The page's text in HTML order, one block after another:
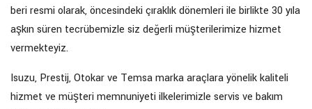
beri resmi olarak, öncesindeki çıraklık dönemleri ile birlikte 30 yıla
aşkın süren tecrübemizle siz değerli müşterilerimize hizmet
vermekteyiz.
Isuzu, Prestij, Otokar ve Temsa marka araçlara yönelik kaliteli
hizmet ve müşteri memnuniyeti ilkelerimizle servis ve bakım